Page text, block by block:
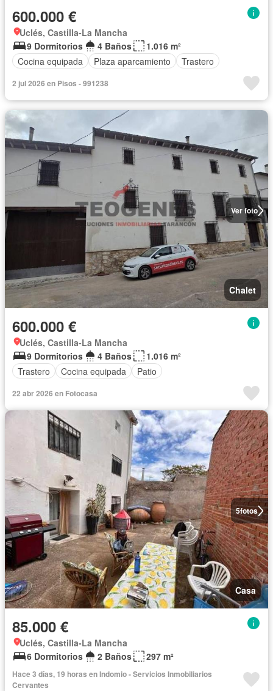
600.000 €
Uclés, Castilla-La Mancha
9 Dormitorios
4 Baños
1.016 m²
Cocina equipada
Plaza aparcamiento Trastero
2 jul 2026 en Pisos - 991238
Ver foto
Chalet
600.000 €
Uclés, Castilla-La Mancha
9 Dormitorios
4 Baños
1.016 m²
Trastero
Cocina equipada Patio
22 abr 2026 en Fotocasa
5fotos
Casa
85.000 €
Uclés, Castilla-La Mancha
6 Dormitorios
2 Baños 297 m²
Hace 3 días, 19 horas en Indomio - Servicios Inmobiliarios
Cervantes